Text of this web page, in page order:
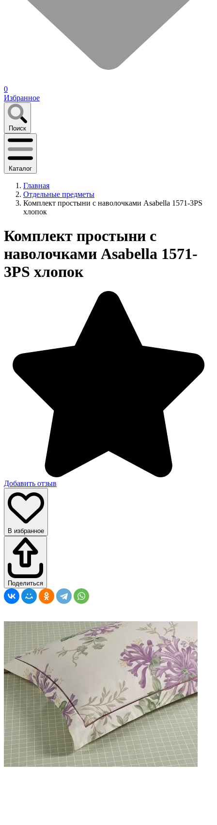
0
Избранное
Поиск
Каталог
Главная
Отдельные предметы
Комплект простыни с наволочками Asabella 1571-3PS
хлопок
Комплект простыни с
наволочками Asabella 1571-
3PS хлопок
Добавить отзыв
В избранное
Поделиться